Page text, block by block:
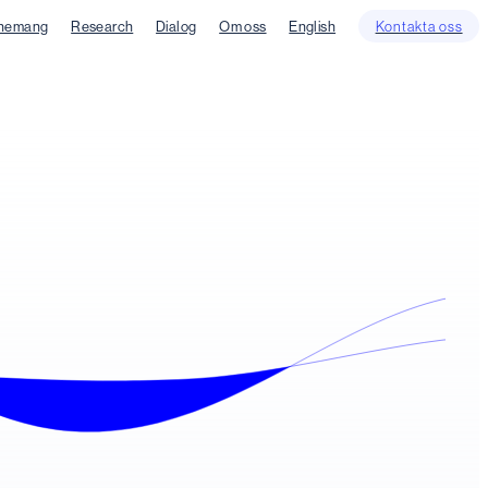
Research Dialog Om oss English Kontakta oss